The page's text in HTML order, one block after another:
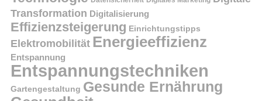
Transformation Digitalisierung
Effizienzsteigerung Einrichtungstipps
Elektromobilität Energieeffizienz
Entspannung
Entspannungstechniken
Gartengestaltung Gesunde Ernährung